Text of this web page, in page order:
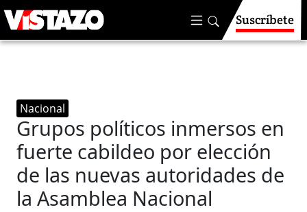
Suscríbete
Nacional
Grupos políticos inmersos en
fuerte cabildeo por elección
de las nuevas autoridades de
la Asamblea Nacional